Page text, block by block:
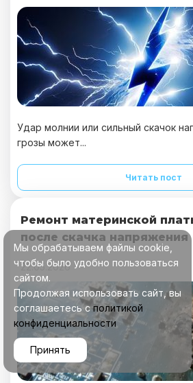
Удар молнии или сильный скачок
грозы может...
Читать пост
Ремонт материнской
после скачка напряжения
22.05.2026
Мы обрабатываем файлы cookie,
чтобы было удобно пользоваться
сайтом.
Продолжая использовать сайт, вы
соглашаетесь сполитикой
конфиденциальности
Принять